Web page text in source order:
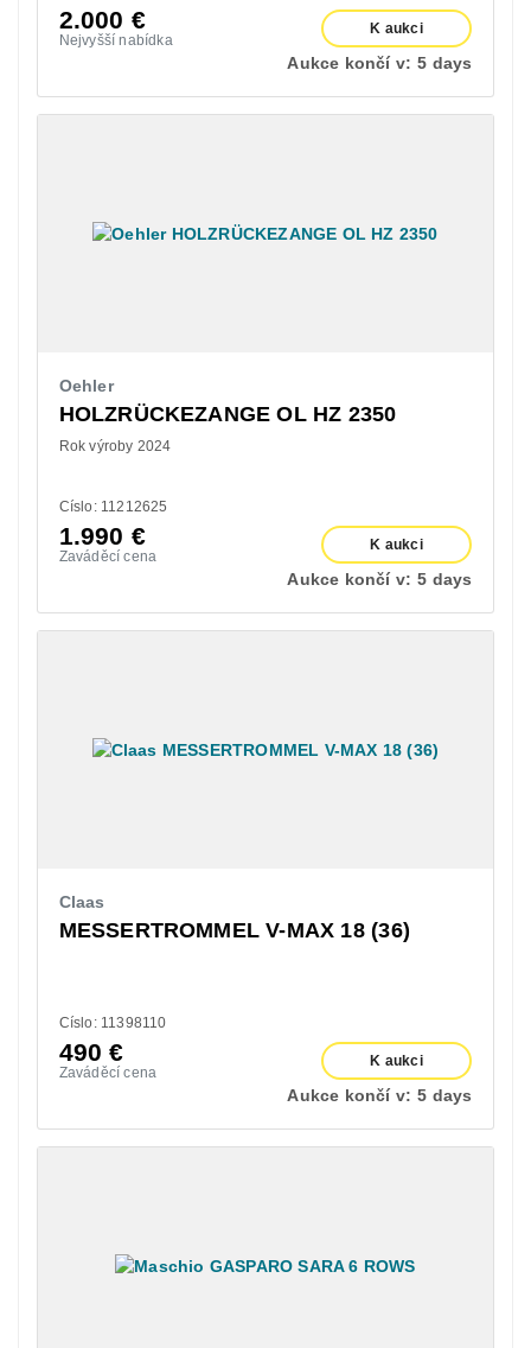
2.000 €
Nejvyšší nabídka
K aukci
Aukce končí v: 5 days
Oehler
HOLZRÜCKEZANGE OL HZ 2350
Rok výroby 2024
Císlo: 11212625
1.990 €
Zaváděcí cena
K aukci
Aukce končí v: 5 days
Claas
MESSERTROMMEL V-MAX 18 (36)
Císlo: 11398110
490€
Zaváděcí cena
K aukci
Aukce končí v: 5 days